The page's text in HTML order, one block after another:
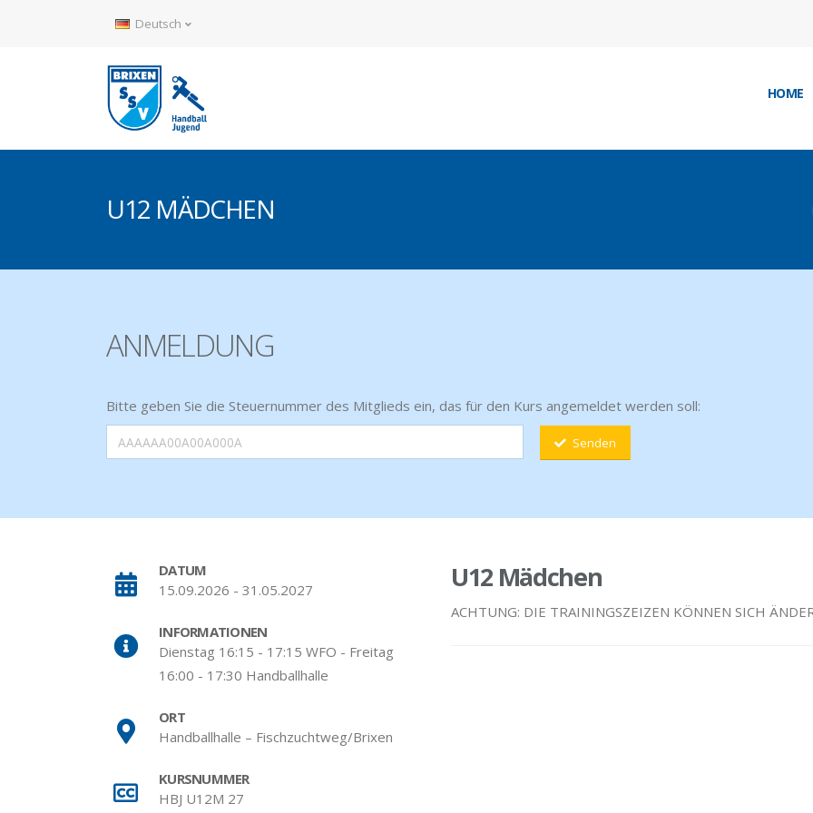
Deutsch
HOME
U12 MÄDCHEN
ANMELDUNG
Bitte geben Sie die Steuernummer des Mitglieds ein, das für den Kurs angemeldet werden soll:
Senden
DATUM
15.09.2026 - 31.05.2027
INFORMATIONEN
Dienstag 16:15 - 17:15 WFO - Freitag
16:00 - 17:30 Handballhalle
ORT
Handballhalle – Fischzuchtweg/Brixen
KURSNUMMER
HBJ U12M 27
U12 Mädchen
ACHTUNG: DIE TRAININGSZEIZEN KÖNNEN SICH